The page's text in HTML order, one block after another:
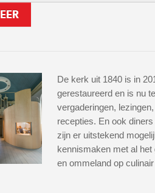
De kerk uit 1840 is in
gerestaureerd en is nu
vergaderingen,
recepties. En ook
zijn er uitstekend
kennismaken met al het
en ommeland op